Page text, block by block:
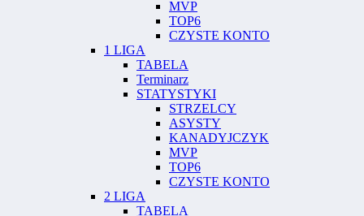
MVP
TOP6
CZYSTE KONTO
1 LIGA
TABELA
Terminarz
STATYSTYKI
STRZELCY
ASYSTY
KANADYJCZYK
MVP
TOP6
CZYSTE KONTO
2 LIGA
TABELA